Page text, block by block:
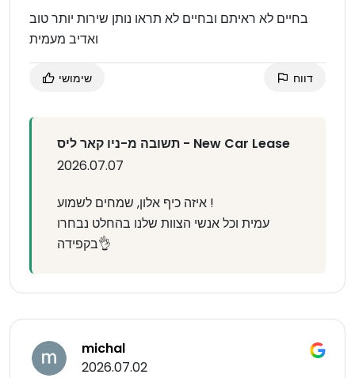
בחיים לא ראיתם ובחיים לא תראו נותן שירות יותר טוב
ואדיב מעמית
שימושי דווח
תשובה מ-ניו קאר ליס - New Car Lease
2026.07.07
איזה כיף אלון, שמחים לשמוע !
עמית וכל אנשי הצוות שלנו בהחלט נבחרו
בקפידה👌
michal
2026.07.02